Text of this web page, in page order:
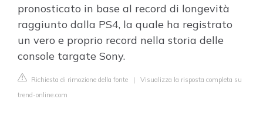
pronosticato in base al record di longevità
raggiunto dalla PS4, la quale ha registrato
un vero e proprio record nella storia delle
console targate Sony.
Richiesta di rimozione della fonte | Visualizza la risposta completa su
trend-online.com